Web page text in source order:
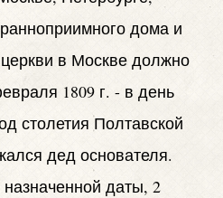
дома и
в Москве должно
1809 г. - в день
столетия Полтавской
дед основателя.
даты, 2